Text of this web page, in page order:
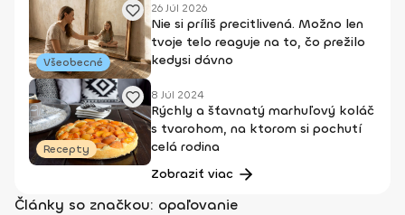
Všeobecné
26 Júl 2026
Nie si príliš precitlivená. Možno len
tvoje telo reaguje na to, čo prežilo
kedysi dávno
Recepty
8 Júl 2024
Rýchly a šťavnatý marhuľový koláč
s tvarohom, na ktorom si pochutí
celá rodina
Zobraziť viac
Články so značkou: opaľovanie